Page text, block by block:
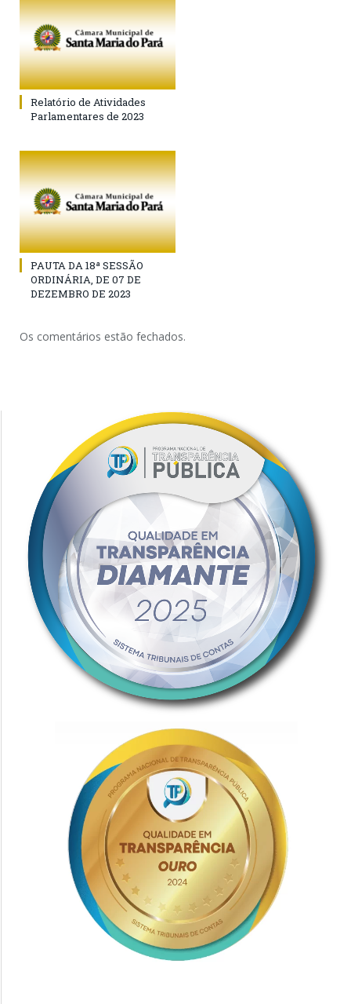
Relatório de Atividades
Parlamentares de 2023
PAUTA DA 18ª SESSÃO
ORDINÁRIA, DE 07 DE
DEZEMBRO DE 2023
Os comentários estão fechados.